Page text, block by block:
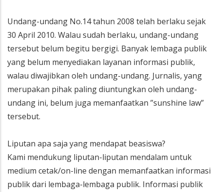
Undang-undang No.14 tahun 2008 telah berlaku sejak
30 April 2010. Walau sudah berlaku, undang-undang
tersebut belum begitu bergigi. Banyak lembaga publik
yang belum menyediakan layanan informasi publik,
walau diwajibkan oleh undang-undang. Jurnalis, yang
merupakan pihak paling diuntungkan oleh undang-
undang ini, belum juga memanfaatkan ”sunshine law”
tersebut.
Liputan apa saja yang mendapat beasiswa?
Kami mendukung liputan-liputan mendalam untuk
medium cetak/on-line dengan memanfaatkan informasi
publik dari lembaga-lembaga publik. Informasi publik